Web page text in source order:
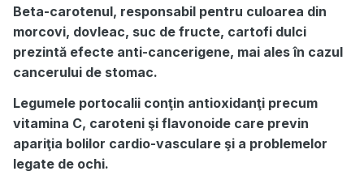
Beta-carotenul, responsabil pentru culoarea din
morcovi, dovleac, suc de fructe, cartofi dulci
prezintă efecte anti-cancerigene, mai ales în cazul
cancerului de stomac.
Legumele portocalii conţin antioxidanţi precum
vitamina C, caroteni şi flavonoide care previn
apariţia bolilor cardio-vasculare şi a problemelor
legate de ochi.